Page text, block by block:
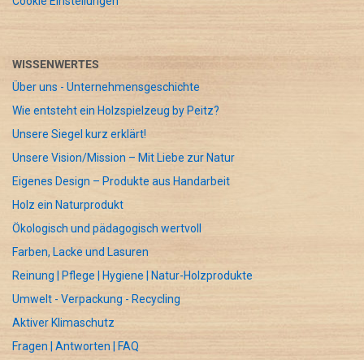
WISSENWERTES
Über uns - Unternehmensgeschichte
Wie entsteht ein Holzspielzeug by Peitz?
Unsere Siegel kurz erklärt!
Unsere Vision/Mission – Mit Liebe zur Natur
Eigenes Design – Produkte aus Handarbeit
Holz ein Naturprodukt
Ökologisch und pädagogisch wertvoll
Farben, Lacke und Lasuren
Reinung | Pflege | Hygiene | Natur-Holzprodukte
Umwelt - Verpackung - Recycling
Aktiver Klimaschutz
Fragen | Antworten | FAQ